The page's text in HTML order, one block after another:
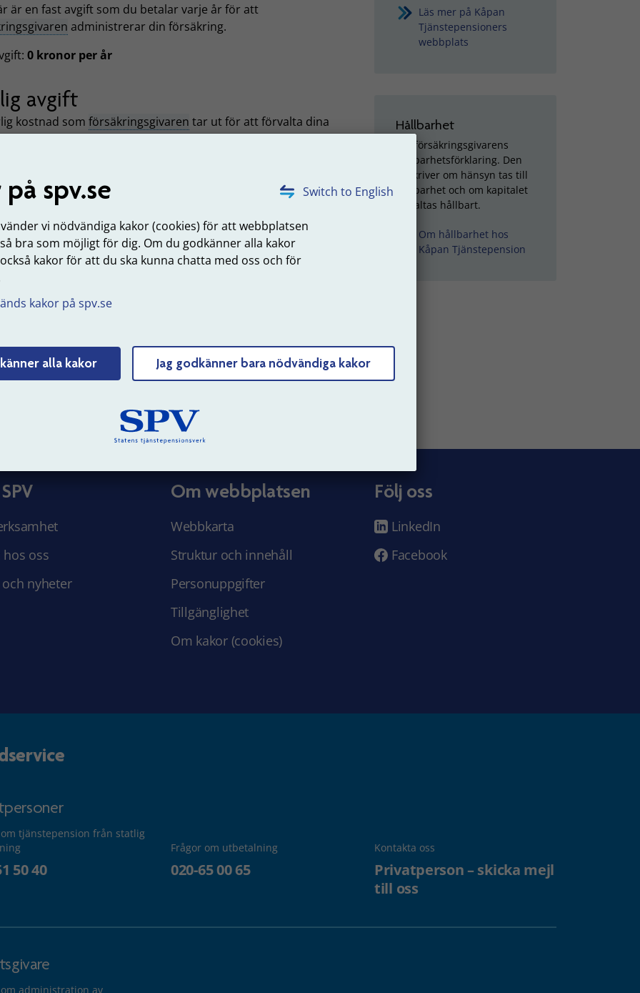
Switch to English
spv.se
vi nödvändiga kakor (cookies) för att webbplatsen
bra som möjligt för dig. Om du godkänner alla kakor
kakor för att du ska kunna chatta med oss och för
kakor på spv.se
alla kakor Jag godkänner bara nödvändiga kakor
är en fast avgift som du betalar varje år för att
administrerar din försäkring.
0 kronor per år
avgift
kostnad som försäkringsgivaren tar ut för att förvalta dina
Kostnaden består av två delar, försäkringsavgift och
0,05 procent
avkastning per år
avkastning per år för de fem senaste åren (2021-2025).
uppdateras i april varje år.
Läs mer på Kåpan
Tjänstepensioners
webbplats
Hållbarhet
Läs försäkringsgivarens
hållbarhetsförklaring. Den
beskriver om hänsyn tas till
hållbarhet och om kapitalet
förvaltas hållbart.
Om hållbarhet hos
Kåpan Tjänstepension
hos oss
och nyheter
Om webbplatsen
Webbkarta
Struktur och innehåll
Personuppgifter
Tillgänglighet
Om kakor (cookies)
Följ oss
LinkedIn
Facebook
om tjänstepension från statlig
50 40
Frågor om utbetalning
020-65 00 65
Kontakta oss
Privatperson – skicka mejl
till oss
administration av